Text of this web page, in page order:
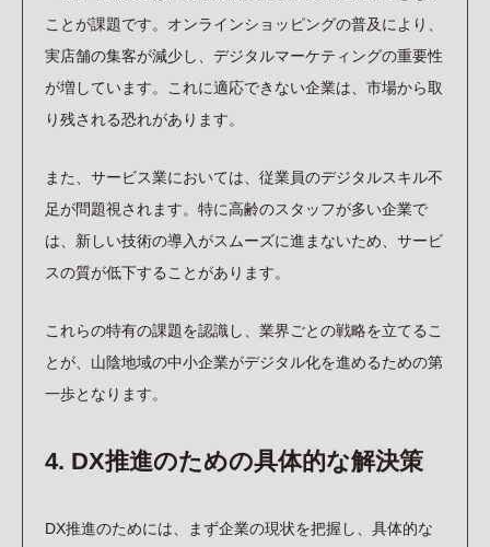
ことが課題です。オンラインショッピングの普及により、
実店舗の集客が減少し、デジタルマーケティングの重要性
が増しています。これに適応できない企業は、市場から取
り残される恐れがあります。
また、サービス業においては、従業員のデジタルスキル不
足が問題視されます。特に高齢のスタッフが多い企業で
は、新しい技術の導入がスムーズに進まないため、サービ
スの質が低下することがあります。
これらの特有の課題を認識し、業界ごとの戦略を立てるこ
とが、山陰地域の中小企業がデジタル化を進めるための第
一歩となります。
4. DX推進のための具体的な解決策
DX推進のためには、まず企業の現状を把握し、具体的な